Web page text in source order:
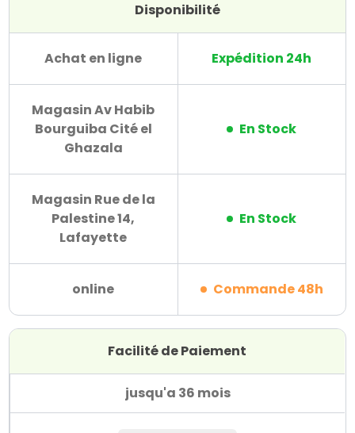
Disponibilité
Achat en ligne Expédition 24h
Magasin Av Habib
Bourguiba Cité el
Ghazala
En Stock
Magasin Rue de la
Palestine 14,
Lafayette
En Stock
online Commande 48h
Facilité de Paiement
jusqu'a 36 mois